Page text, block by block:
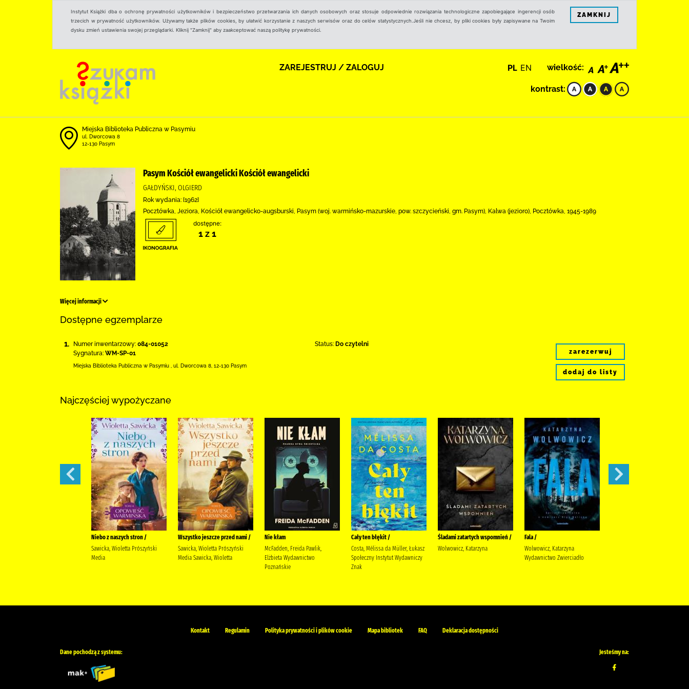
Instytut Książki dba o ochronę prywatności użytkowników i bezpieczeństwo przetwarzania ich danych osobowych oraz stosuje odpowiednie rozwiązania technologiczne zapobiegające ingerencji osób
trzecich w prywatność użytkowników. Używamy także plików cookies, by ułatwić korzystanie z naszych serwisów oraz do celów statystycznych.Jeśli nie chcesz, by pliki cookies były zapisywane na Twoim
dysku zmień ustawienia swojej przeglądarki. Kliknij "Zamknij" aby zaakceptować naszą politykę prywatności.
ZAMKNIJ
ZAREJESTRUJ / ZALOGUJ PL EN wielkość:
kontrast:
Miejska Biblioteka Publiczna w Pasymiu
ul. Dworcowa 8
12-130 Pasym
Pasym Kościół ewangelicki Kościół ewangelicki
GAŁDYŃSKI, OLGIERD
Rok wydania: [1962]
Pocztówka, Jeziora, Kościół ewangelicko-augsburski, Pasym (woj. warmińsko-mazurskie, pow. szczycieński, gm. Pasym), Kalwa (jezioro), Pocztówka, 1945-1989
dostępne:
1 z 1
Więcej informacji
Dostępne egzemplarze
1. Numer inwentarzowy: 084-01052
Sygnatura: WM-SP-01
Status: Do czytelni
Miejska Biblioteka Publiczna w Pasymiu ul. Dworcowa 8 12-130 Pasym
zarezerwuj
dodaj do listy
Najczęściej wypożyczane
Niebo z naszych stron /
Sawicka, Wioletta Prószyński
Media
Wszystko jeszcze przed nami /
Sawicka, Wioletta Prószyński
Media Sawicka, Wioletta
Nie kłam
McFadden, Freida Pawlik,
Elżbieta Wydawnictwo
Poznańskie
Cały ten błękit /
Costa, Mélissa da Müller, Łukasz
Społeczny Instytut Wydawniczy
Znak
Śladami zatartych wspomnień /
Wolwowicz, Katarzyna
Fala /
Wolwowicz, Katarzyna
Wydawnictwo Zwierciadło
Kontakt Regulamin Polityka prywatności i plików cookie Mapa bibliotek FAQ Deklaracja dostępności
Dane pochodzą z systemu: Jesteśmy na: